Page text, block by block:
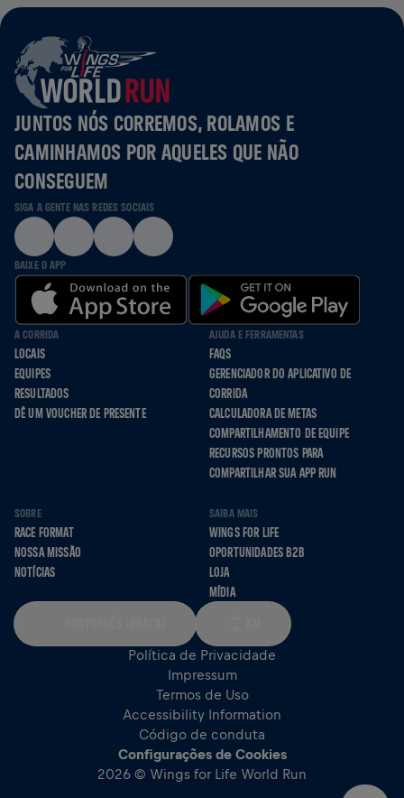
JUNTOS NÓS CORREMOS, ROLAMOS E
CAMINHAMOS POR AQUELES QUE NÃO
CONSEGUEM
SIGA A GENTE NAS REDES SOCIAIS
BAIXE O APP
A CORRIDA
LOCAIS
EQUIPES
RESULTADOS
DÊ UM VOUCHER DE PRESENTE
AJUDA E FERRAMENTAS
FAQS
GERENCIADOR DO APLICATIVO DE
CORRIDA
CALCULADORA DE METAS
COMPARTILHAMENTO DE EQUIPE
RECURSOS PRONTOS PARA
COMPARTILHAR SUA APP RUN
SOBRE
RACE FORMAT
NOSSA MISSÃO
NOTÍCIAS
SAIBA MAIS
WINGS FOR LIFE
OPORTUNIDADES B2B
LOJA
MÍDIA
Política de Privacidade
Impressum
Termos de Uso
Accessibility Information
Código de conduta
Configurações de Cookies
2026 © Wings for Life World Run